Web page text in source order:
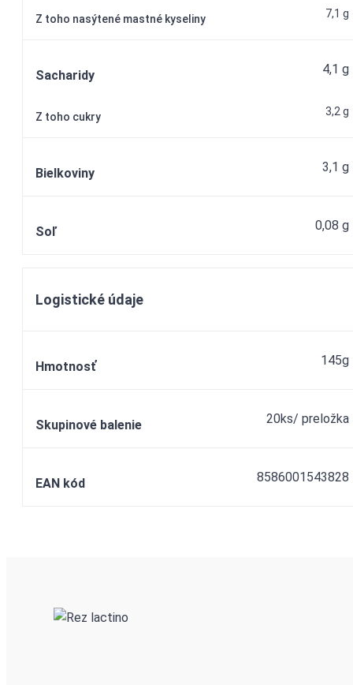
Z toho nasýtené mastné kyseliny 7,1 g
Sacharidy 4,1 g
Z toho cukry 3,2 g
Bielkoviny 3,1 g
Soľ 0,08 g
Logistické údaje
Hmotnosť 145g
Skupinové balenie 20ks/ preložka
EAN kód 8586001543828